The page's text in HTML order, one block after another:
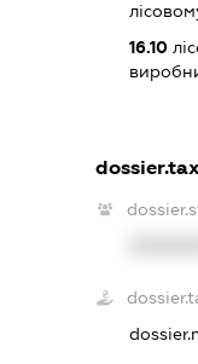
16.10
dossier.tax